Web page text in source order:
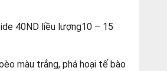
40ND liều lượng10 – 15
màu trắng, phá hoại tế bào